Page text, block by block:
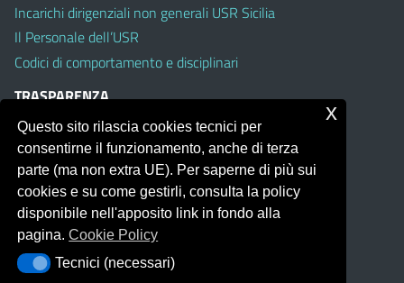
Incarichi dirigenziali non generali USR Sicilia
Il Personale dell’USR
Codici di comportamento e disciplinari
TRASPARENZA
Albo on line
Amministrazione Trasparente
Pubblici proclami
PTPCT per le Istituzioni scolastiche della Sicilia
Whistleblowing
Obiettivi di Accessibilità
Questo sito rilascia cookies tecnici per
consentirne il funzionamento, anche di terza
parte (ma non extra UE). Per saperne di più sui
cookies e su come gestirli, consulta la policy
disponibile nell'apposito link in fondo alla
pagina.Cookie Policy
Tecnici (necessari)
Tecnici (necessari)
x